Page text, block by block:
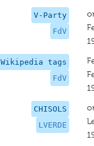
V-Party
FdV
Wikipedia tags
FdV
CHISOLS
LVERDE